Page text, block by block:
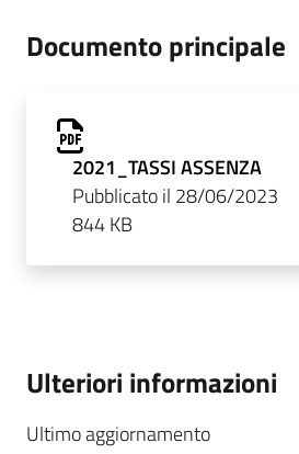
Documento principale
2021_TASSI ASSENZA
Pubblicato il 28/06/2023
844 KB
Ulteriori informazioni
Ultimo aggiornamento